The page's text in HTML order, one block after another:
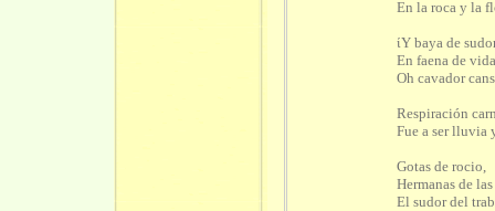
En la roca y la
ίY baya de
En faena de
Oh cavador
Respiración
Fue a ser lluvia
Gotas de rocio,
Hermanas de
El sudor del